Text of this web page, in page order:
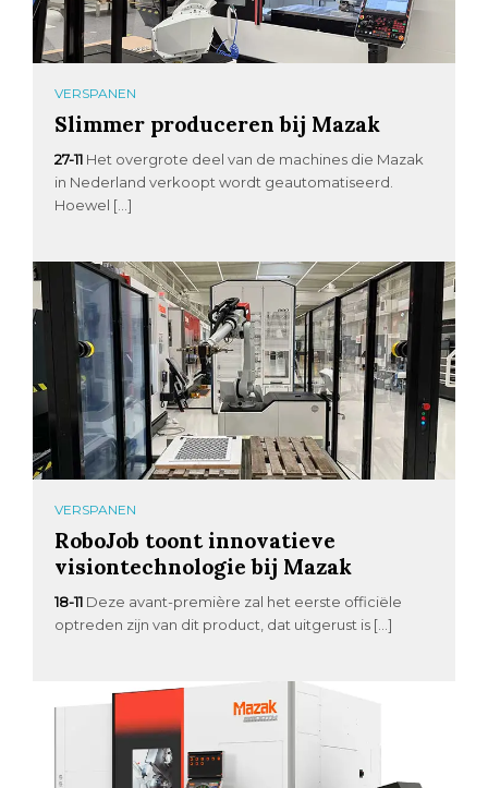
VERSPANEN
Slimmer produceren bij Mazak
27-11 Het overgrote deel van de machines die Mazak
in Nederland verkoopt wordt geautomatiseerd.
Hoewel […]
VERSPANEN
RoboJob toont innovatieve
visiontechnologie bij Mazak
18-11 Deze avant-première zal het eerste officiële
optreden zijn van dit product, dat uitgerust is […]